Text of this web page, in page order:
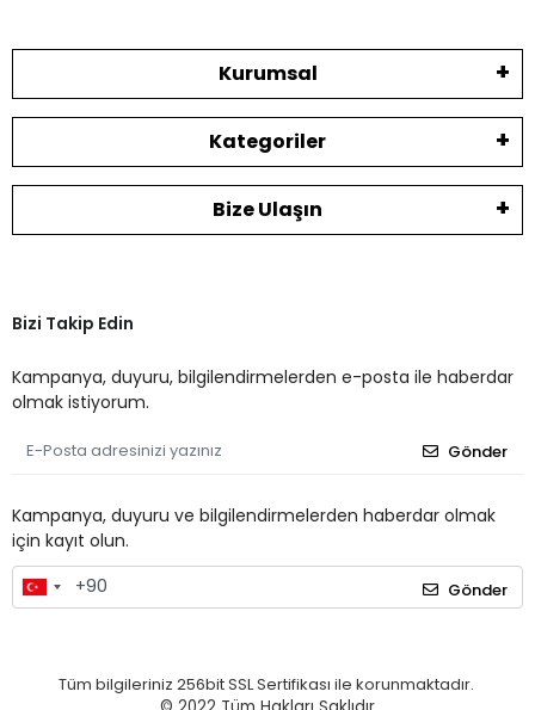
Kurumsal
Kategoriler
Bize Ulaşın
Bizi Takip Edin
Kampanya, duyuru, bilgilendirmelerden e-posta ile haberdar
olmak istiyorum.
Gönder
Kampanya, duyuru ve bilgilendirmelerden haberdar olmak
için kayıt olun.
Gönder
Tüm bilgileriniz 256bit SSL Sertifikası ile korunmaktadır.